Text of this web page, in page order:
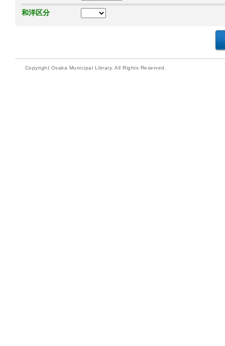
和洋区分
Copyright Osaka Municipal Library. All Rights Reserved.